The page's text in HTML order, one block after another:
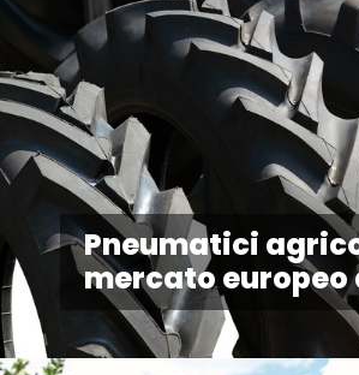
Pneumatici
mercato europeo